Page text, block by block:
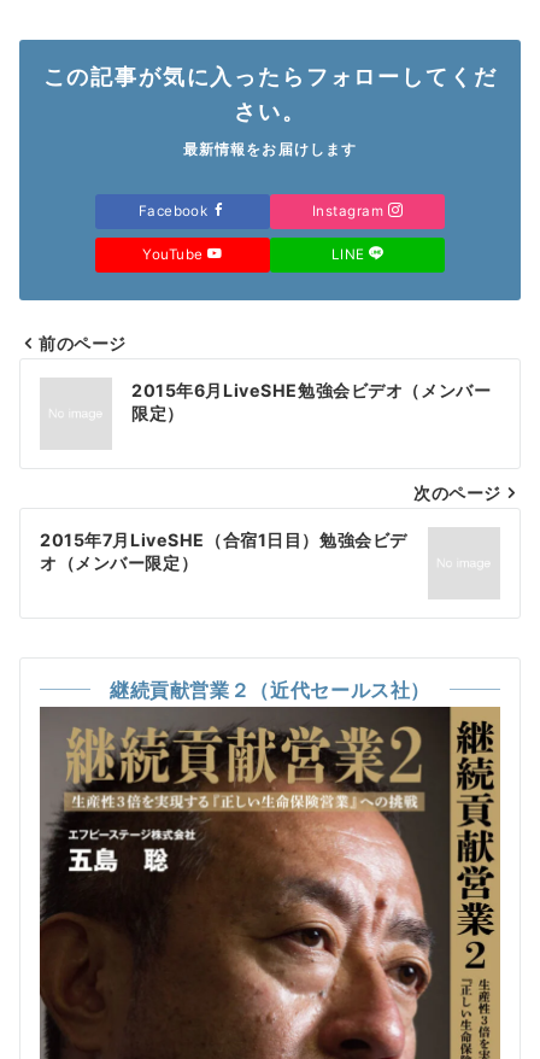
この記事が気に入ったらフォローしてくだ
さい。
最新情報をお届けします
Facebook Instagram
YouTube LINE
投
ナ
ビ
ゲ
シ
ョ
ン
前のページ
2015年6月LiveSHE勉強会ビデオ（メンバー
限定）
次のページ
2015年7月LiveSHE（合宿1日目）勉強会ビデ
オ（メンバー限定）
継続貢献営業２（近代セールス社）